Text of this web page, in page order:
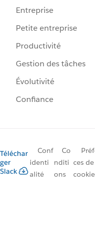
Entreprise
Petite entreprise
Productivité
Gestion des tâches
Évolutivité
Confiance
Téléchar
ger
Slack
Conf
identi
alité
Co
nditi
ons
ces de